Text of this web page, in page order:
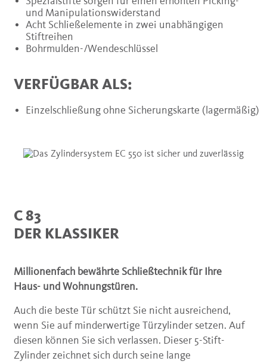
und Manipulationswiderstand
Acht Schließelemente in zwei unabhängigen
Stiftreihen
Bohrmulden-/Wendeschlüssel
VERFÜGBAR ALS:
Einzelschließung ohne Sicherungskarte (lagermäßig)
C 83
DER KLASSIKER
Millionenfach bewährte Schließtechnik für Ihre
Haus- und Wohnungstüren.
Auch die beste Tür schützt Sie nicht ausreichend,
wenn Sie auf minderwertige Türzylinder setzen. Auf
diesen können Sie sich verlassen. Dieser 5-Stift-
Zylinder zeichnet sich durch seine lange